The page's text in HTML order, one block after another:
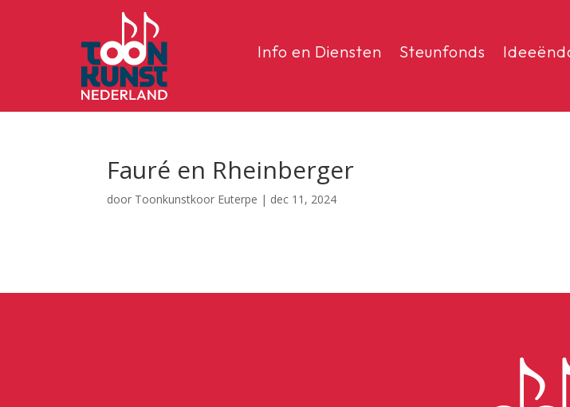
Info en Diensten Steunfonds
Fauré en Rheinberger
door Toonkunstkoor Euterpe | dec 11, 2024